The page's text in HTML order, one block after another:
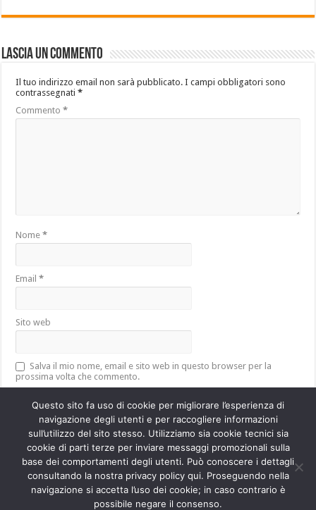
Lascia un commento
Il tuo indirizzo email non sarà pubblicato. I campi obbligatori sono
contrassegnati*
Commento*
Nome*
Email*
Sito web
Salva il mio nome, email e sito web in questo browser per la
prossima volta che commento.
Questo sito utilizza Akismet per ridurre lo spam. Scopri come vengono
elaborati i dati derivati dai commenti.
Powered byWordPress| Designed byTieLabs
Questo sito fa uso di cookie per migliorare l’esperienza di
navigazione degli utenti e per raccogliere informazioni
sull’utilizzo del sito stesso. Utilizziamo sia cookie tecnici sia
cookie di parti terze per inviare messaggi promozionali sulla
base dei comportamenti degli utenti. Può conoscere i dettagli
consultando la nostra privacy policy qui. Proseguendo nella
navigazione si accetta l’uso dei cookie; in caso contrario è
possibile negare il consenso.